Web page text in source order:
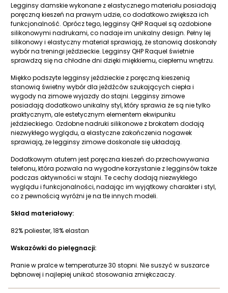
Legginsy damskie wykonane z elastycznego materiału posiadają
poręczną kieszeń na prawym udzie, co dodatkowo zwiększa ich
funkcjonalność. Oprócz tego, legginsy QHP Raquel są ozdobione
silikonowymi nadrukami, co nadaje im unikalny design. Pełny lej
silikonowy i elastyczny materiał sprawiają, że stanowią doskonały
wybór na treningi jeździeckie. Legginsy QHP Raquel świetnie
sprawdzą się na chłodne dni dzięki miękkiemu, ciepłemu wnętrzu.
Miękko podszyte legginsy jeździeckie z poręczną kieszenią
stanowią świetny wybór dla jeźdźców szukających ciepła i
wygody na zimowe wyjazdy do stajni. Legginsy zimowe
posiadają dodatkowo unikalny styl, który sprawia że są nie tylko
praktycznym, ale estetycznym elementem ekwipunku
jeździeckiego. Ozdobne nadruki silikonowe z brokatem dodają
niezwykłego wyglądu, a elastyczne zakończenia nogawek
sprawiają, że legginsy zimowe doskonale się układają.
Dodatkowym atutem jest poręczna kieszeń do przechowywania
telefonu, która pozwala na wygodne korzystanie z legginsów także
podczas aktywności w stajni. Te cechy dodają niezwykłego
wyglądu i funkcjonalności, nadając im wyjątkowy charakter i styl,
co z pewnością wyróżni je na tle innych modeli.
Skład materiałowy:
82% poliester, 18% elastan
Wskazówki do pielęgnacji:
Pranie w pralce w temperaturze 30 stopni. Nie suszyć w suszarce
bębnowej i najlepiej unikać stosowania zmiękczaczy.